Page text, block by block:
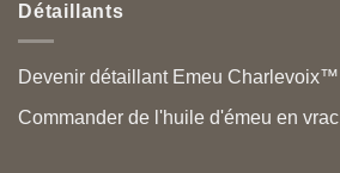
Détaillants
Devenir détaillant Emeu Charlevoix™
Commander de l'huile d'émeu en vrac